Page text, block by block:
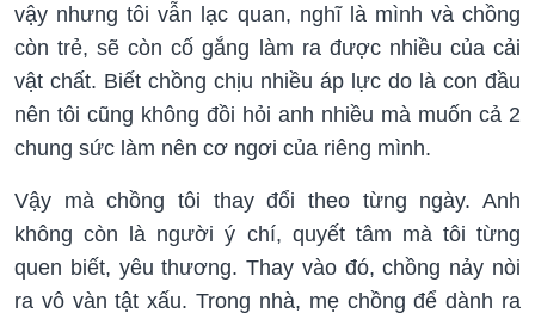
vậy nhưng tôi vẫn lạc quan, nghĩ là mình và chồng
còn trẻ, sẽ còn cố gắng làm ra được nhiều của cải
vật chất. Biết chồng chịu nhiều áp lực do là con đầu
nên tôi cũng không đồi hỏi anh nhiều mà muốn cả 2
chung sức làm nên cơ ngơi của riêng mình.
Vậy mà chồng tôi thay đổi theo từng ngày. Anh
không còn là người ý chí, quyết tâm mà tôi từng
quen biết, yêu thương. Thay vào đó, chồng nảy nòi
ra vô vàn tật xấu. Trong nhà, mẹ chồng để dành ra